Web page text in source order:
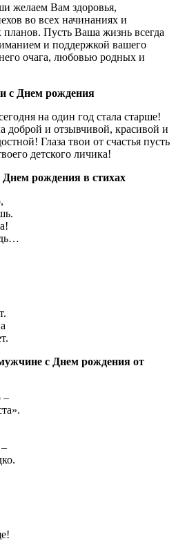
желаем Вам здоровья,
во всех начинаниях и
Пусть Ваша жизнь всегда
и поддержкой вашего
очага, любовью родных и
с Днем рождения
на один год стала старше!
и отзывчивой, красивой и
Глаза твои от счастья пусть
детского личика!
Днем рождения в стихах
с Днем рождения от
–